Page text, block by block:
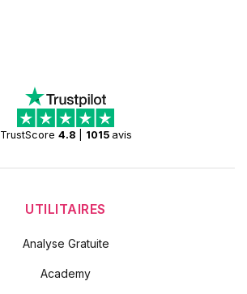
TrustScore 4.8 1015 avis
UTILITAIRES
Analyse Gratuite
Academy